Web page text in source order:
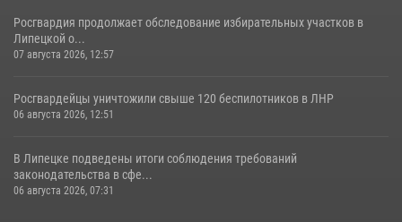
Росгвардия продолжает обследование избирательных участков в
Липецкой о...
07 августа 2026, 12:57
Росгвардейцы уничтожили свыше 120 беспилотников в ЛНР
06 августа 2026, 12:51
В Липецке подведены итоги соблюдения требований
законодательства в сфе...
06 августа 2026, 07:31